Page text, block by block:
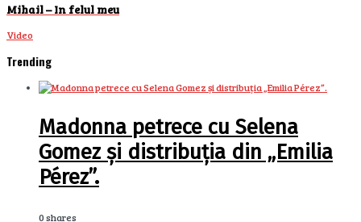
Mihail – In felul meu
Video
Trending
Madonna petrece cu Selena
Gomez și distribuția din „Emilia
Pérez”.
0 shares